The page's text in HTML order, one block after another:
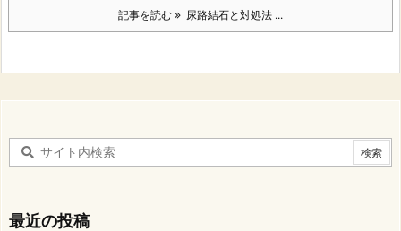
記事を読む 尿路結石と対処法 ...
最近の投稿